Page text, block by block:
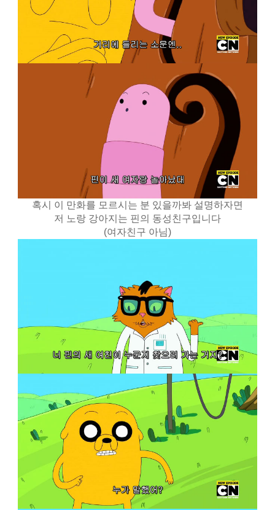
혹시 이 만화를 모르시는 분 있을까봐 설명하자면
저 노랑 강아지는 핀의 동성친구입니다
(여자친구 아님)